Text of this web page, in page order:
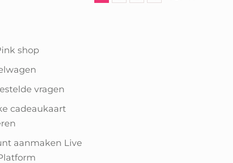
shop
vragen
cadeaukaart
aanmaken Live